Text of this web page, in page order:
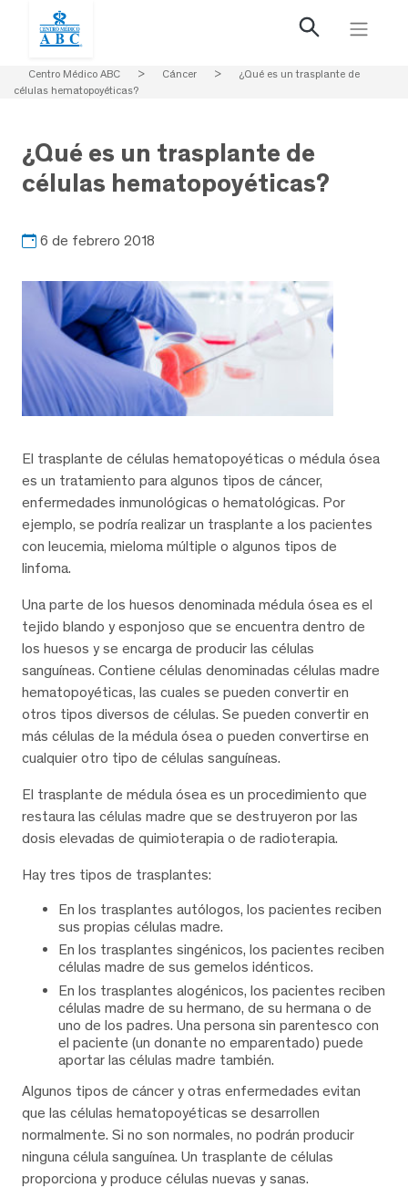
Centro Médico ABC > Cáncer >
¿Qué es un trasplante de
células hematopoyéticas?
¿Qué es un trasplante de
células hematopoyéticas?
6 de febrero 2018
El trasplante de células hematopoyéticas o médula ósea
es un tratamiento para algunos tipos de cáncer,
enfermedades inmunológicas o hematológicas. Por
ejemplo, se podría realizar un trasplante a los pacientes
con leucemia, mieloma múltiple o algunos tipos de
linfoma.
Una parte de los huesos denominada médula ósea es el
tejido blando y esponjoso que se encuentra dentro de
los huesos y se encarga de producir las células
sanguíneas. Contiene células denominadas células madre
hematopoyéticas, las cuales se pueden convertir en
otros tipos diversos de células. Se pueden convertir en
más células de la médula ósea o pueden convertirse en
cualquier otro tipo de células sanguíneas.
El trasplante de médula ósea es un procedimiento que
restaura las células madre que se destruyeron por las
dosis elevadas de quimioterapia o de radioterapia.
Hay tres tipos de trasplantes:
En los trasplantes autólogos, los pacientes reciben
sus propias células madre.
En los trasplantes singénicos, los pacientes reciben
células madre de sus gemelos idénticos.
En los trasplantes alogénicos, los pacientes reciben
células madre de su hermano, de su hermana o de
uno de los padres. Una persona sin parentesco con
el paciente (un donante no emparentado) puede
aportar las células madre también.
Algunos tipos de cáncer y otras enfermedades evitan
que las células hematopoyéticas se desarrollen
normalmente. Si no son normales, no podrán producir
ninguna célula sanguínea. Un trasplante de células
proporciona y produce células nuevas y sanas.